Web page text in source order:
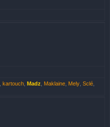
kartouch Madz Maklaine Mely Sclé